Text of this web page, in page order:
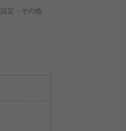
設定・その他